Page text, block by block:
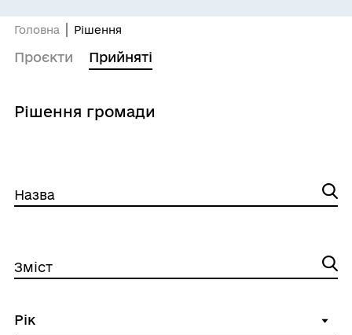
Головна Рішення
Проєкти Прийняті
Рішення громади
Назва
Зміст